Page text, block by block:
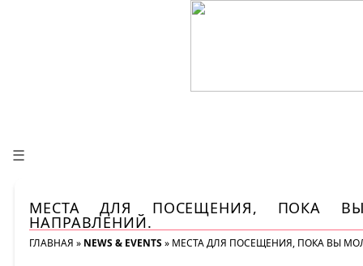
☰
МЕСТА ДЛЯ ПОСЕЩЕНИЯ, ПОКА
НАПРАВЛЕНИЙ.
ГЛАВНАЯ » NEWS & EVENTS » МЕСТА ДЛЯ ПОСЕЩЕНИЯ, ПОКА ВЫ